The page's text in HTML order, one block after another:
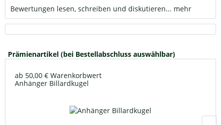
Bewertungen lesen, schreiben und diskutieren... mehr
Prämienartikel (bei Bestellabschluss auswählbar)
ab 50,00 € Warenkorbwert
Anhänger Billardkugel